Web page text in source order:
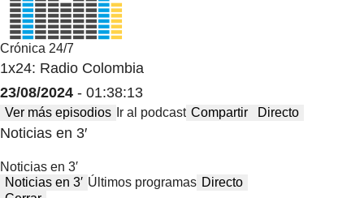
Crónica 24/7
1x24: Radio Colombia
23/08/2024 - 01:38:13
Ver más episodios Ir al podcast Compartir Directo
Noticias en 3′
Noticias en 3′
Noticias en 3′ Últimos programas Directo